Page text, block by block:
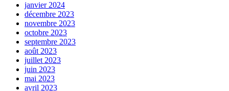
janvier 2024
décembre 2023
novembre 2023
octobre 2023
septembre 2023
août 2023
juillet 2023
juin 2023
mai 2023
avril 2023